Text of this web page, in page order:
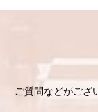
ご質問などがござ